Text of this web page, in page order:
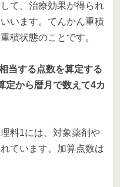
て、治療効果が得られ
います。てんかん重積
積状態のことです。
当する点数を算定する
定から暦月で数えて4カ
料1には、対象薬剤や
ています。加算点数は